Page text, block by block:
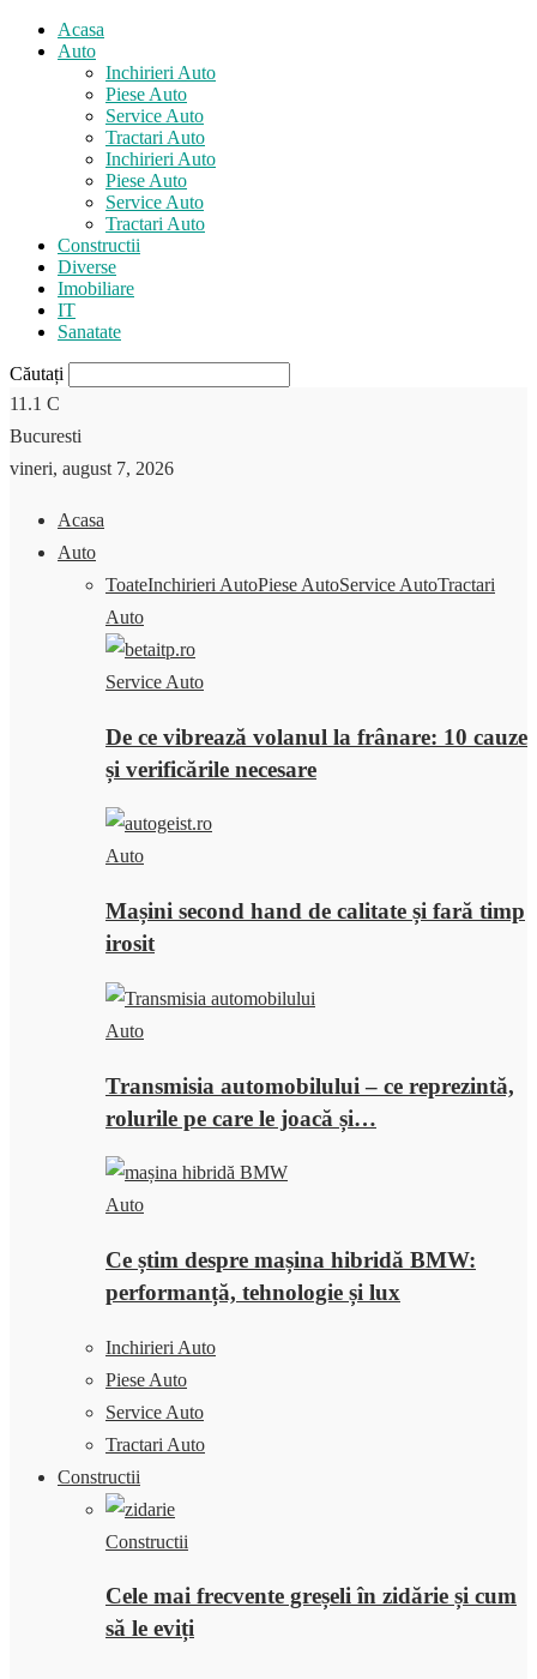
Acasa
Auto
Inchirieri Auto
Piese Auto
Service Auto
Tractari Auto
Inchirieri Auto
Piese Auto
Service Auto
Tractari Auto
Constructii
Diverse
Imobiliare
IT
Sanatate
Căutați
11.1 C
Bucuresti
vineri, august 7, 2026
Acasa
Auto
ToateInchirieri AutoPiese AutoService AutoTractari
Auto
Service Auto
De ce vibrează volanul la frânare: 10 cauze
și verificările necesare
Auto
Mașini second hand de calitate și fară timp
irosit
Auto
Transmisia automobilului – ce reprezintă,
rolurile pe care le joacă și…
Auto
Ce știm despre mașina hibridă BMW:
performanță, tehnologie și lux
Inchirieri Auto
Piese Auto
Service Auto
Tractari Auto
Constructii
Constructii
Cele mai frecvente greșeli în zidărie și cum
să le eviți